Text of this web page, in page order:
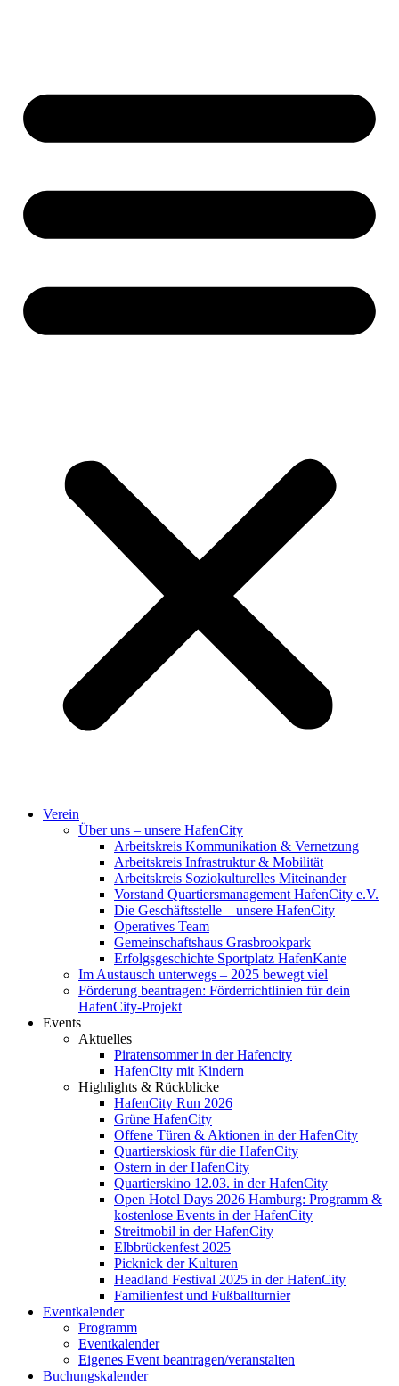
Verein
Über uns – unsere HafenCity
Arbeitskreis Kommunikation & Vernetzung
Arbeitskreis Infrastruktur & Mobilität
Arbeitskreis Soziokulturelles Miteinander
Vorstand Quartiersmanagement HafenCity e.V.
Die Geschäftsstelle – unsere HafenCity
Operatives Team
Gemeinschaftshaus Grasbrookpark
Erfolgsgeschichte Sportplatz HafenKante
Im Austausch unterwegs – 2025 bewegt viel
Förderung beantragen: Förderrichtlinien für dein
HafenCity-Projekt
Events
Aktuelles
Piratensommer in der Hafencity
HafenCity mit Kindern
Highlights & Rückblicke
HafenCity Run 2026
Grüne HafenCity
Offene Türen & Aktionen in der HafenCity
Quartierskiosk für die HafenCity
Ostern in der HafenCity
Quartierskino 12.03. in der HafenCity
Open Hotel Days 2026 Hamburg: Programm &
kostenlose Events in der HafenCity
Streitmobil in der HafenCity
Elbbrückenfest 2025
Picknick der Kulturen
Headland Festival 2025 in der HafenCity
Familienfest und Fußballturnier
Eventkalender
Programm
Eventkalender
Eigenes Event beantragen/veranstalten
Buchungskalender